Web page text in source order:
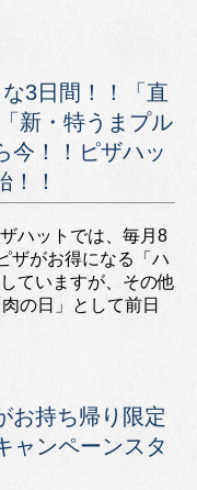
3日間！！「直
新・特うまプル
今！！ピザハッ
！！
ハットでは、毎月8
ザがお得になる「ハ
ていますが、その他
の日」として前日
お持ち帰り限定
ャンペーンスタ